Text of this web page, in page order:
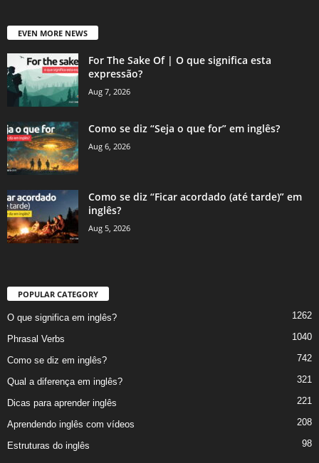
EVEN MORE NEWS
For The Sake Of | O que significa esta
expressão?
Aug 7, 2026
Como se diz “Seja o que for” em inglês?
Aug 6, 2026
Como se diz “Ficar acordado (até tarde)” em
inglês?
Aug 5, 2026
POPULAR CATEGORY
O que significa em inglês? 1262
Phrasal Verbs 1040
Como se diz em inglês? 742
Qual a diferença em inglês? 321
Dicas para aprender inglês 221
Aprendendo inglês com vídeos 208
Estruturas do inglês 98